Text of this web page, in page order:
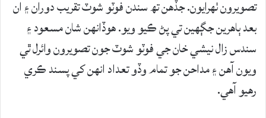
تصويرون ٺهرايون. جڏهن تھ سندن فوٽو شوٽ تقريب دوران ۽ ان
بعد ٻاهرين جڳهين تي پڻ ڪيو ويو. هوڏانهن شان مسعود ۽
سندس زال نيشي خان جي فوٽو شوٽ جون تصويرون وائرل ٿي
ويون آهن ۽ مداحن جو تمام وڏو تعداد انهن کي پسند ڪري
رهيو آهي.